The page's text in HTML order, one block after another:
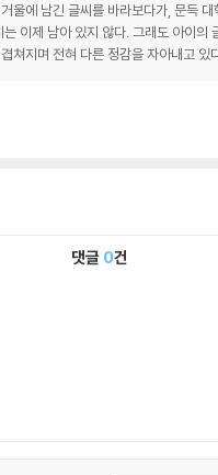
울에 남긴 글씨를 바라보다가, 문득
이제 남아 있지 않다. 그래도 아이
쳐지며 전혀 다른 정감을 자아내고 있
댓글 0건